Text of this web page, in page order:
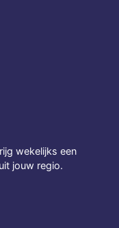
wekelijks een
jouw regio.